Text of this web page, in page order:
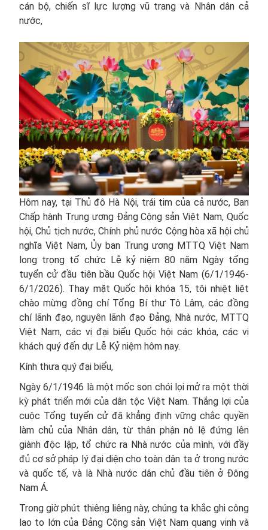
cán bộ, chiến sĩ lực lượng vũ trang và Nhân dân cả
nước,
Hôm nay, tại Thủ đô Hà Nội, trái tim của cả nước, Ban
Chấp hành Trung ương Đảng Cộng sản Việt Nam, Quốc
hội, Chủ tịch nước, Chính phủ nước Cộng hòa xã hội chủ
nghĩa Việt Nam, Ủy ban Trung ương MTTQ Việt Nam
long trọng tổ chức Lễ kỷ niệm 80 năm Ngày tổng
tuyển cử đầu tiên bầu Quốc hội Việt Nam (6/1/1946-
6/1/2026). Thay mặt Quốc hội khóa 15, tôi nhiệt liệt
chào mừng đồng chí Tổng Bí thư Tô Lâm, các đồng
chí lãnh đạo, nguyên lãnh đạo Đảng, Nhà nước, MTTQ
Việt Nam, các vị đại biểu Quốc hội các khóa, các vị
khách quý đến dự Lễ Kỷ niệm hôm nay.
Kính thưa quý đại biểu,
Ngày 6/1/1946 là một mốc son chói lọi mở ra một thời
kỳ phát triển mới của dân tộc Việt Nam. Thắng lợi của
cuộc Tổng tuyển cử đã khẳng định vững chắc quyền
làm chủ của Nhân dân, từ thân phận nô lệ đứng lên
giành độc lập, tổ chức ra Nhà nước của mình, với đầy
đủ cơ sở pháp lý đại diện cho toàn dân ta ở trong nước
và quốc tế, và là Nhà nước dân chủ đầu tiên ở Đông
Nam Á.
Trong giờ phút thiêng liêng này, chúng ta khắc ghi công
lao to lớn của Đảng Cộng sản Việt Nam quang vinh và